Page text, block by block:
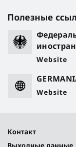
Полезные
Website
Website
Контакт
Выходные данные